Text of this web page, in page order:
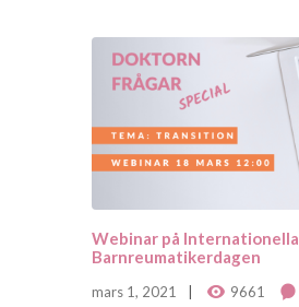
Webinar på Internationella
Barnreumatikerdagen
mars 1, 2021 9661